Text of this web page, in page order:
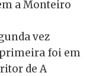
a Monteiro
vez
foi em
de A